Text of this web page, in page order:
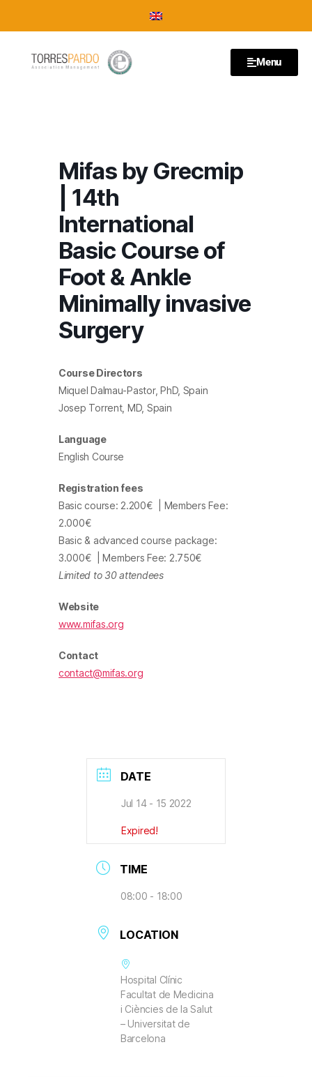
Menu
Mifas by Grecmip
| 14th
International
Basic Course of
Foot & Ankle
Minimally invasive
Surgery
Course Directors
Miquel Dalmau-Pastor, PhD, Spain
Josep Torrent, MD, Spain
Language
English Course
Registration fees
Basic course: 2.200€
| Members Fee:
2.000€
Basic & advanced course package:
3.000€
| Members Fee: 2.750€
Limited to 30 attendees
Website
www.mifas.org
Contact
contact@mifas.org
DATE
Jul 14 - 15 2022
Expired!
TIME
08:00 - 18:00
LOCATION
Hospital Clínic
Facultat de Medicina
i Ciències de la Salut
– Universitat de
Barcelona